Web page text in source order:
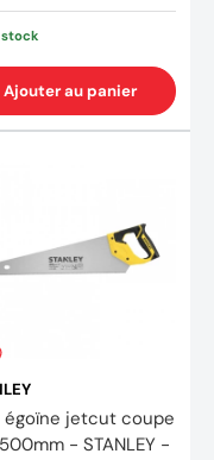
stock
Ajouter au panier
égoïne jetcut coupe
- STANLEY -